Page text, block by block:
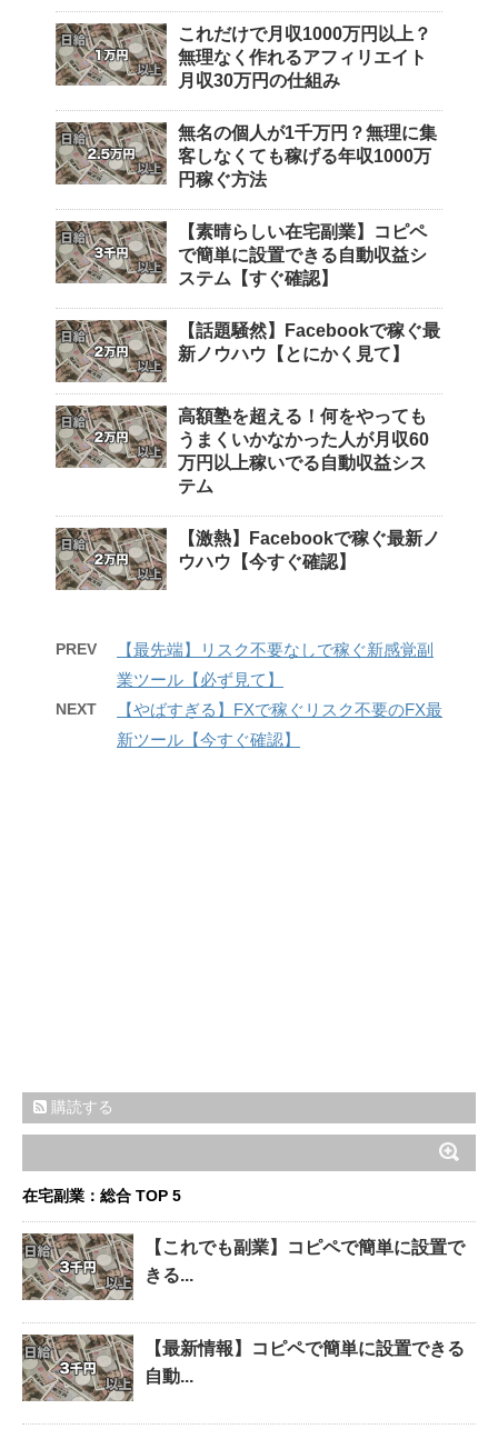
これだけで月収1000万円以上？
無理なく作れるアフィリエイト
月収30万円の仕組み
無名の個人が1千万円？無理に集
客しなくても稼げる年収1000万
円稼ぐ方法
【素晴らしい在宅副業】コピペ
で簡単に設置できる自動収益シ
ステム【すぐ確認】
【話題騒然】Facebookで稼ぐ最
新ノウハウ【とにかく見て】
高額塾を超える！何をやっても
うまくいかなかった人が月収60
万円以上稼いでる自動収益シス
テム
【激熱】Facebookで稼ぐ最新ノ
ウハウ【今すぐ確認】
PREV
【最先端】リスク不要なしで稼ぐ新感覚副
業ツール【必ず見て】
NEXT
【やばすぎる】FXで稼ぐリスク不要のFX最
新ツール【今すぐ確認】
購読する
在宅副業：総合 TOP 5
【これでも副業】コピペで簡単に設置で
きる...
【最新情報】コピペで簡単に設置できる
自動...